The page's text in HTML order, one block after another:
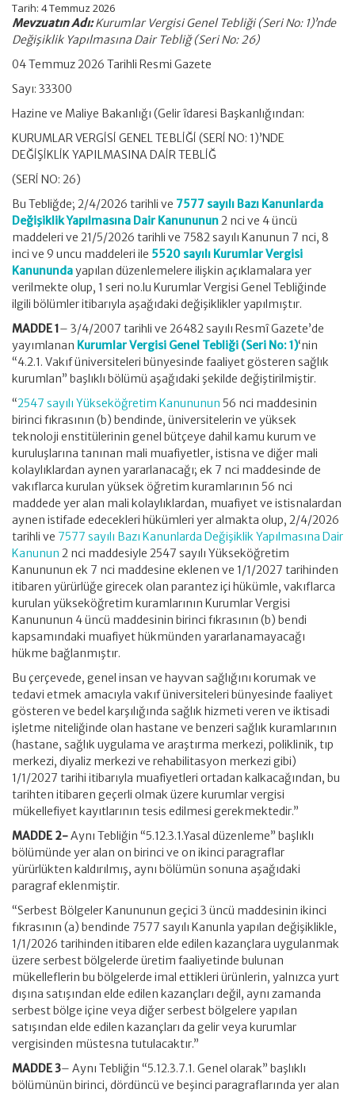
Tarih: 4 Temmuz 2026
Mevzuatın Adı:Kurumlar Vergisi Genel Tebliği (Seri No: 1)’nde
Değişiklik Yapılmasına Dair Tebliğ (Seri No: 26)
04 Temmuz 2026 Tarihli Resmi Gazete
Sayı: 33300
Hazine ve Maliye Bakanlığı (Gelir îdaresi Başkanlığından:
KURUMLAR VERGİSİ GENEL TEBLİĞİ (SERİ NO: 1)’NDE
DEĞİŞİKLİK YAPILMASINA DAİR TEBLİĞ
(SERİ NO: 26)
Bu Tebliğde; 2/4/2026 tarihli ve 7577 sayılı Bazı Kanunlarda
Değişiklik Yapılmasına Dair Kanununun2 nci ve 4 üncü
maddeleri ve 21/5/2026 tarihli ve 7582 sayılı Kanunun 7 nci, 8
inci ve 9 uncu maddeleri ile 5520 sayılı Kurumlar Vergisi
Kanunundayapılan düzenlemelere ilişkin açıklamalara yer
verilmekte olup, 1 seri no.lu Kurumlar Vergisi Genel Tebliğinde
ilgili bölümler itibarıyla aşağıdaki değişiklikler yapılmıştır.
MADDE 1– 3/4/2007 tarihli ve 26482 sayılı Resmî Gazete’de
yayımlanan Kurumlar Vergisi Genel Tebliği (Seri No: 1)‘nin
“4.2.1. Vakıf üniversiteleri bünyesinde faaliyet gösteren sağlık
kurumlan” başlıklı bölümü aşağıdaki şekilde değiştirilmiştir.
“2547 sayılı Yükseköğretim Kanununun 56 nci maddesinin
birinci fıkrasının (b) bendinde, üniversitelerin ve yüksek
teknoloji enstitülerinin genel bütçeye dahil kamu kurum ve
kuruluşlarına tanınan mali muafiyetler, istisna ve diğer mali
kolaylıklardan aynen yararlanacağı; ek 7 nci maddesinde de
vakıflarca kurulan yüksek öğretim kuramlarının 56 nci
maddede yer alan mali kolaylıklardan, muafiyet ve istisnalardan
aynen istifade edecekleri hükümleri yer almakta olup, 2/4/2026
tarihli ve 7577 sayılı Bazı Kanunlarda Değişiklik Yapılmasına Dair
Kanunun 2 nci maddesiyle 2547 sayılı Yükseköğretim
Kanununun ek 7 nci maddesine eklenen ve 1/1/2027 tarihinden
itibaren yürürlüğe girecek olan parantez içi hükümle, vakıflarca
kurulan yükseköğretim kuramlarının Kurumlar Vergisi
Kanununun 4 üncü maddesinin birinci fıkrasının (b) bendi
kapsamındaki muafiyet hükmünden yararlanamayacağı
hükme bağlanmıştır.
Bu çerçevede, genel insan ve hayvan sağlığını korumak ve
tedavi etmek amacıyla vakıf üniversiteleri bünyesinde faaliyet
gösteren ve bedel karşılığında sağlık hizmeti veren ve iktisadi
işletme niteliğinde olan hastane ve benzeri sağlık kuramlarının
(hastane, sağlık uygulama ve araştırma merkezi, poliklinik, tıp
merkezi, diyaliz merkezi ve rehabilitasyon merkezi gibi)
1/1/2027 tarihi itibarıyla muafiyetleri ortadan kalkacağından, bu
tarihten itibaren geçerli olmak üzere kurumlar vergisi
mükellefiyet kayıtlarının tesis edilmesi gerekmektedir.”
MADDE 2-Aynı Tebliğin “5.12.3.1.Yasal düzenleme” başlıklı
bölümünde yer alan on birinci ve on ikinci paragraflar
yürürlükten kaldırılmış, aynı bölümün sonuna aşağıdaki
paragraf eklenmiştir.
“Serbest Bölgeler Kanununun geçici 3 üncü maddesinin ikinci
fıkrasının (a) bendinde 7577 sayılı Kanunla yapılan değişiklikle,
1/1/2026 tarihinden itibaren elde edilen kazançlara uygulanmak
üzere serbest bölgelerde üretim faaliyetinde bulunan
mükelleflerin bu bölgelerde imal ettikleri ürünlerin, yalnızca yurt
dışına satışından elde edilen kazançları değil, aynı zamanda
serbest bölge içine veya diğer serbest bölgelere yapılan
satışından elde edilen kazançları da gelir veya kurumlar
vergisinden müstesna tutulacaktır.”
MADDE 3– Aynı Tebliğin “5.12.3.7.1. Genel olarak” başlıklı
bölümünün birinci, dördüncü ve beşinci paragraflarında yer alan